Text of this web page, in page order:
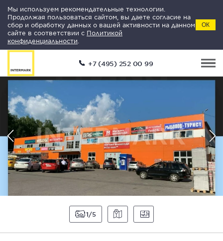
Мы используем рекомендательные технологии.
Продолжая пользоваться сайтом, вы даете согласие на
сбор и обработку данных о вашей активности на данном
сайте в соответствии с Политикой
конфиденциальности
ОК
+7 (495) 252 00 99
1 5